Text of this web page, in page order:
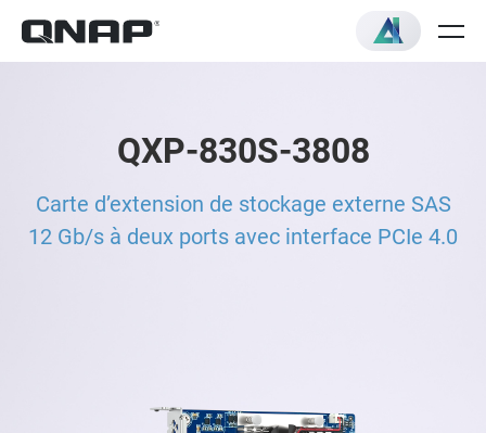
QXP-830S-3808
Carte d’extension de stockage externe SAS
12 Gb/s à deux ports avec interface PCIe 4.0